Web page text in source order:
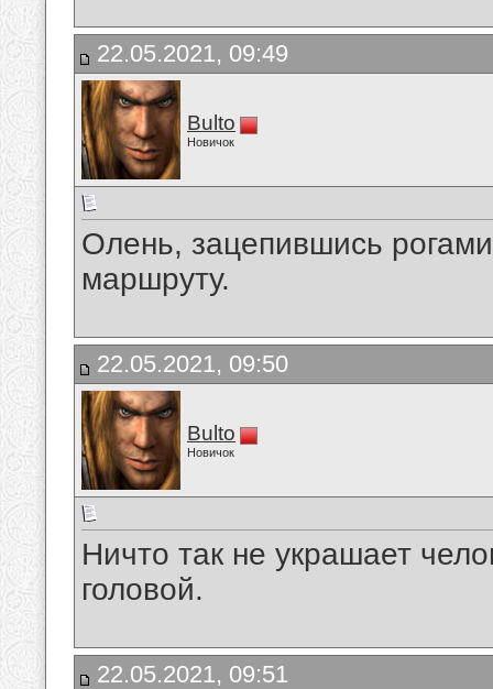
22.05.2021, 09:49
Bulto
Новичок
Олень, зацепившись
маршруту.
22.05.2021, 09:50
Bulto
Новичок
Ничто так не украшает
головой.
22.05.2021, 09:51